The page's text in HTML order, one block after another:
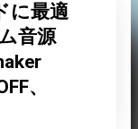
に最適
音源
、